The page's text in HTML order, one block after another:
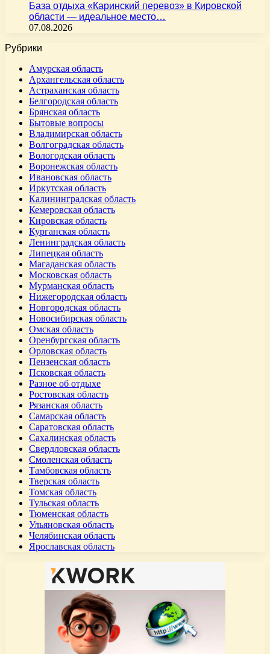
База отдыха «Каринский перевоз» в Кировской
области — идеальное место…
07.08.2026
Рубрики
Амурская область
Архангельская область
Астраханская область
Белгородская область
Брянская область
Бытовые вопросы
Владимирская область
Волгоградская область
Вологодская область
Воронежская область
Ивановская область
Иркутская область
Калининградская область
Кемеровская область
Кировская область
Курганская область
Ленинградская область
Липецкая область
Магаданская область
Московская область
Мурманская область
Нижегородская область
Новгородская область
Новосибирская область
Омская область
Оренбургская область
Орловская область
Пензенская область
Псковская область
Разное об отдыхе
Ростовская область
Рязанская область
Самарская область
Саратовская область
Сахалинская область
Свердловская область
Смоленская область
Тамбовская область
Тверская область
Томская область
Тульская область
Тюменская область
Ульяновская область
Челябинская область
Ярославская область